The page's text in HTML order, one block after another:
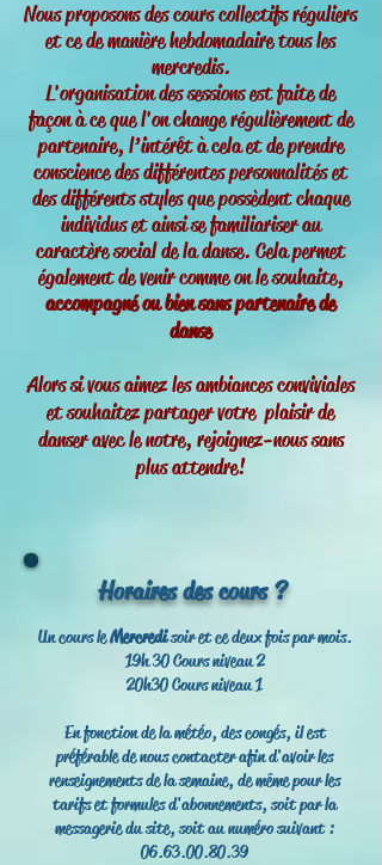
Nous proposons des cours collectifs réguliers
et ce de manière hebdomadaire tous les
mercredis.
L'organisation des sessions est faite de
façon à ce que l'on change régulièrement de
partenaire, l’intérêt à cela et de prendre
conscience des différentes personnalités et
des différents styles que possèdent chaque
individus et ainsi se familiariser au
caractère social de la danse. Cela permet
également de venir comme on le souhaite,
accompagné ou bien sans partenaire de
danse
Alors si vous aimez les ambiances conviviales
et souhaitez partager votre plaisir de
danser avec le notre, rejoignez-nous sans
plus attendre!
Horaires des cours ?
Un cours leMercredisoir et ce deux fois par mois.
19h 30 Cours niveau 2
20h30 Cours niveau 1
En fonction de la météo, des congés, il est
préférable de nous contacter afin d'avoir les
renseignements de la semaine, de même pour les
tarifs et formules d'abonnements, soit par la
messagerie du site, soit au numéro suivant :
06.63.00.80.39